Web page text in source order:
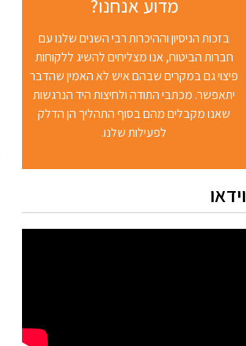
מדוע אנחנו?
בזכות הניסיון וההיכרות רבי השנים שלנו עם
חברות הביטוח, אנו מצליחים להשיג ללקוחות
פיצוי גם במקרים שבהם איש לא האמין שהדבר
יתאפשר. מכתבי התודה ולחיצות היד הנרגשות
שאנו מקבלים מהם בסוף התהליך הן הדלק
לפעילות שלנו.
וידאו
ואכפתי כלפי הצרכים שלנו כלקוחות
על הזכויות שלנו והזכויות העתידיות
נעמי ואמיר יאיר, מודיעין
בתביעת פוליסת סיעוד ותביעת אובדן כושר עבודה